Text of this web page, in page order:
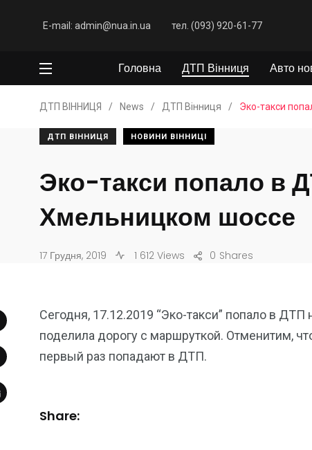
E-mail: admin@nua.in.ua тел. (093) 920-61-77
Головна ДТП Вінниця Авто
ДТП ВІННИЦЯ / News / ДТП Вінниця / Эко-такси
ДТП ВІННИЦЯ НОВИНИ ВІННИЦІ
Эко-такси попало в
Хмельницком шоссе
17 Грудня, 2019 1 612 Views Shares
0
Сегодня, 17.12.2019 “Эко-такси” попало в
поделила дорогу с маршруткой. Отменитим,
первый раз попадают в ДТП.
Share: